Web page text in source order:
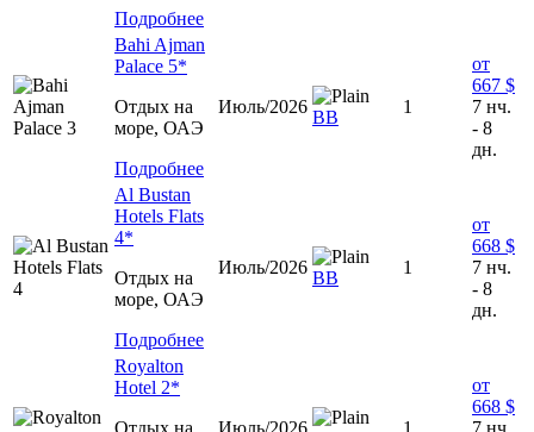
Подробнее
Bahi Ajman
Palace 5*
Отдых на
море, ОАЭ
Подробнее
Июль/2026
ВВ
1
от
667 $
7 нч.
- 8
дн.
Al Bustan
Hotels Flats
4*
Отдых на
море, ОАЭ
Подробнее
Июль/2026
BB
1
от
668 $
7 нч.
- 8
дн.
Royalton
Hotel 2*
Отдых на
Июль/2026 1
от
668 $
7 нч.